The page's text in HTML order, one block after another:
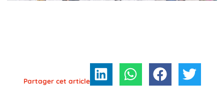
Partager cet article